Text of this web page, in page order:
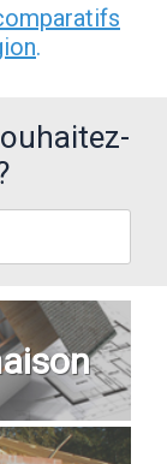
.